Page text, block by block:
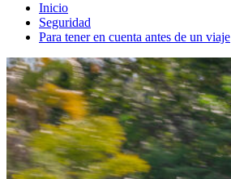
Inicio
Seguridad
Para tener en cuenta antes de un viaje